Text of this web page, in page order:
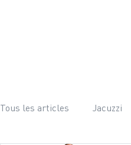
Tous les articles Jacuzzi